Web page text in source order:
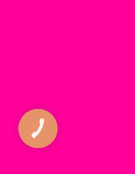
КНОПКА
ЗВ'ЯЗКУ